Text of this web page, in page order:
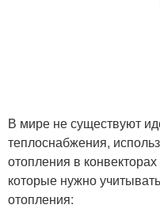
В мире не существуют
теплоснабжения,
отопления в
которые нужно
отопления: